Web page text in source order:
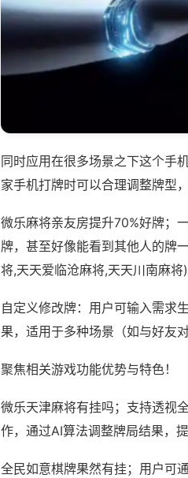
同时应用在很多场景之下这个手
家手机打牌时可以合理调整牌型
微乐麻将亲友房提升70%好牌；
牌，甚至好像能看到其他人的牌
将,天天爱临沧麻将,天天川南麻将
自定义修改牌：用户可输入需求
果，适用于多种场景（如与好友
聚焦相关游戏功能优势与特色！
微乐天津麻将有挂吗；支持透视
作，通过AI算法调整牌局结果，提
全民如意棋牌果然有挂；用户可